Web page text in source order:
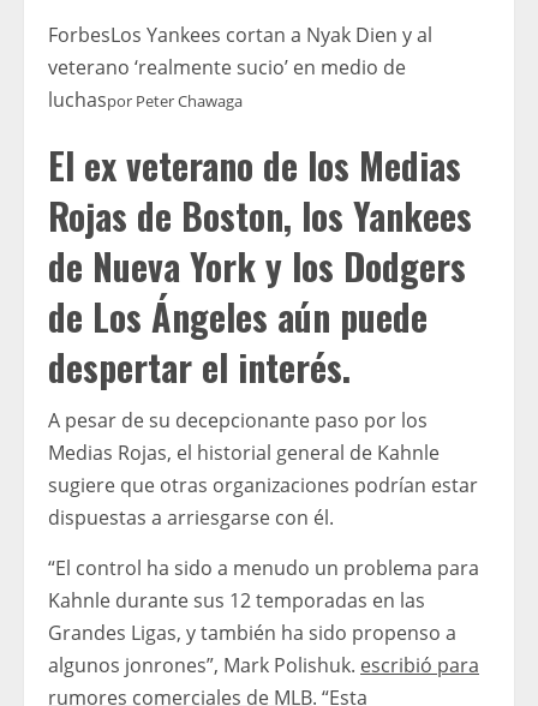
ForbesLos Yankees cortan a Nyak Dien y al
veterano ‘realmente sucio’ en medio de
luchaspor Peter Chawaga
El ex veterano de los Medias
Rojas de Boston, los Yankees
de Nueva York y los Dodgers
de Los Ángeles aún puede
despertar el interés.
A pesar de su decepcionante paso por los
Medias Rojas, el historial general de Kahnle
sugiere que otras organizaciones podrían estar
dispuestas a arriesgarse con él.
“El control ha sido a menudo un problema para
Kahnle durante sus 12 temporadas en las
Grandes Ligas, y también ha sido propenso a
algunos jonrones”, Mark Polishuk. escribió para
rumores comerciales de MLB. “Esta